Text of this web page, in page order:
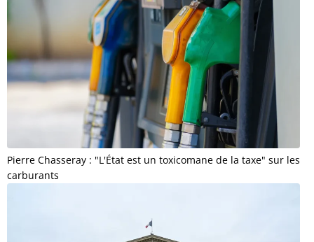
Pierre Chasseray : "L'État est un toxicomane de la taxe" sur les
carburants